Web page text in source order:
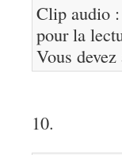
Clip audio
pour la
Vous
10.